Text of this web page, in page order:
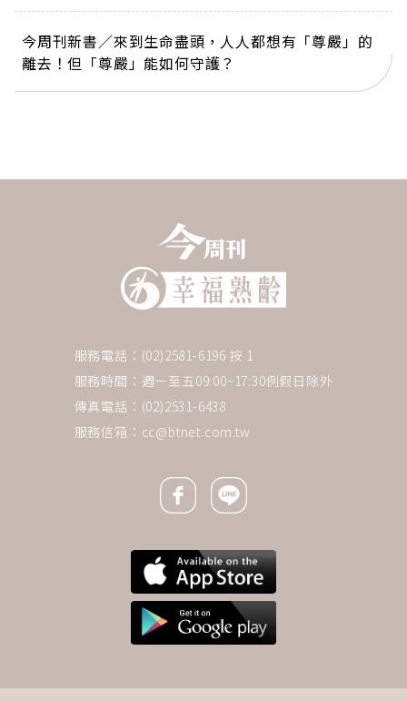
今周刊新書／來到生命盡頭，人人都想有「尊嚴」的
離去！但「尊嚴」能如何守護？
服務電話：(02)2581-6196 按 1
服務時間：週一至五09:00~17:30例假日除外
傳真電話：(02)2531-6438
服務信箱： cc@btnet.com.tw
Facebook icon
Line icon